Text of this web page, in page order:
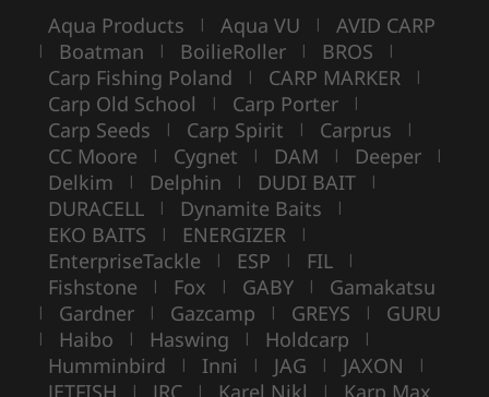
Aqua Products | Aqua VU | AVID CARP
| Boatman | BoilieRoller | BROS |
Carp Fishing Poland | CARP MARKER |
Carp Old School | Carp Porter |
Carp Seeds | Carp Spirit | Carprus |
CC Moore | Cygnet | DAM | Deeper |
Delkim | Delphin | DUDI BAIT |
DURACELL | Dynamite Baits |
EKO BAITS | ENERGIZER |
EnterpriseTackle | ESP | FIL |
Fishstone | Fox | GABY | Gamakatsu
| Gardner | Gazcamp | GREYS | GURU
| Haibo | Haswing | Holdcarp |
Humminbird | Inni | JAG | JAXON |
JETFISH | JRC | Karel Nikl | Karp Max